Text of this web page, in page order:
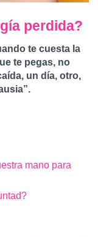
perdida?
te cuesta la
te pegas, no
un día, otro,
mano para